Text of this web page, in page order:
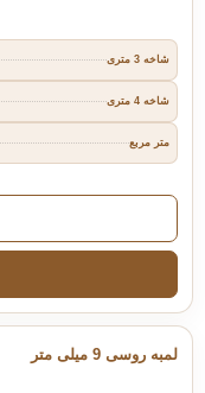
شاخه 3 متری
شاخه 4 متری
متر مربع
لمبه روسی 9 میلی متر